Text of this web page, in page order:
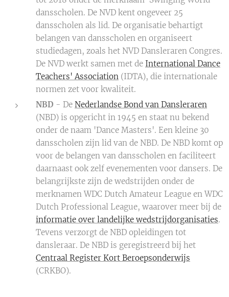
dansscholen. De NVD kent ongeveer 25
dansscholen als lid. De organisatie behartigt
belangen van dansscholen en organiseert
studiedagen, zoals het NVD Dansleraren Congres.
De NVD werkt samen met de International Dance
Teachers' Association (IDTA), die internationale
normen zet voor kwaliteit.
NBD - De Nederlandse Bond van Dansleraren
(NBD) is opgericht in 1945 en staat nu bekend
onder de naam 'Dance Masters'. Een kleine 30
dansscholen zijn lid van de NBD. De NBD komt op
voor de belangen van dansscholen en faciliteert
daarnaast ook zelf evenementen voor dansers. De
belangrijkste zijn de wedstrijden onder de
merknamen WDC Dutch Amateur League en WDC
Dutch Professional League, waarover meer bij de
informatie over landelijke wedstrijdorganisaties.
Tevens verzorgt de NBD opleidingen tot
dansleraar. De NBD is geregistreerd bij het
Centraal Register Kort Beroepsonderwijs
(CRKBO).